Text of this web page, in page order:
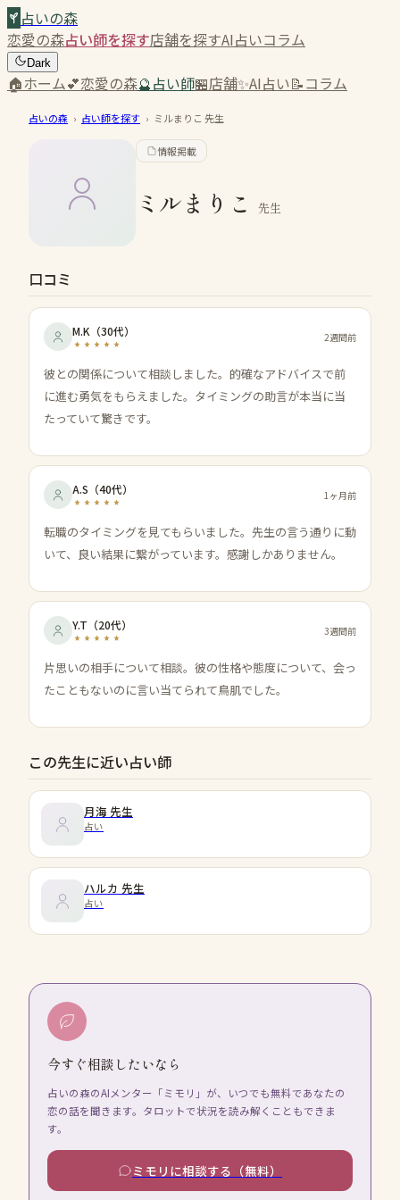
占いの森
恋愛の森占い師を探す店舗を探すAI占いコラム
Dark
🏠ホーム💕恋愛の森🔮占い師🏪店舗✨AI占い📝コラム
占いの森 › 占い師を探す › ミルまりこ 先生
情報掲載
ミルまりこ 先生
口コミ
M.K （30代） 2週間前
彼との関係について相談しました。的確なアドバイスで前
に進む勇気をもらえました。タイミングの助言が本当に当
たっていて驚きです。
A.S （40代） 1ヶ月前
転職のタイミングを見てもらいました。先生の言う通りに動
いて、良い結果に繋がっています。感謝しかありません。
Y.T （20代） 3週間前
片思いの相手について相談。彼の性格や態度について、会っ
たこともないのに言い当てられて鳥肌でした。
この先生に近い占い師
月海 先生
占い
ハルカ 先生
占い
今すぐ相談したいなら
占いの森のAIメンター「ミモリ」が、いつでも無料であなたの
恋の話を聞きます。タロットで状況を読み解くこともできま
す。
ミモリに相談する（無料）